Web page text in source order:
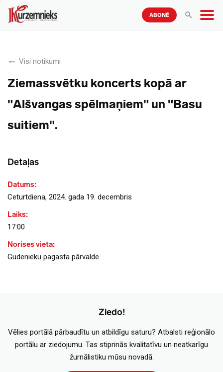
ABONĒ
Visi notikumi
Ziemassvētku koncerts kopā ar
"Alšvangas spēlmaņiem" un "Basu
suitiem".
Detaļas
Datums:
Ceturtdiena, 2024. gada 19. decembris
Laiks:
17:00
Norises vieta:
Gudenieku pagasta pārvalde
Ziedo!
Vēlies portālā pārbaudītu un atbildīgu saturu? Atbalsti reģionālo
portālu ar ziedojumu. Tas stiprinās kvalitatīvu un neatkarīgu
žurnālistiku mūsu novadā.